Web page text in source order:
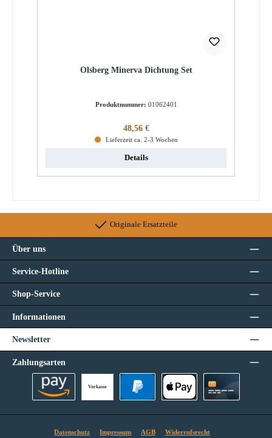
Olsberg Minerva Dichtung Set
Produktnummer: 01062401
Regulärer Preis:
48,56 €
Lieferzeit ca. 2-3 Wochen
Details
Originale Ersatzteile
Über uns
Service-Hotline
Shop-Service
Informationen
Newsletter
Zahlungsarten
Vorkasse
Datenschutz Impressum AGB Widerrufsrecht